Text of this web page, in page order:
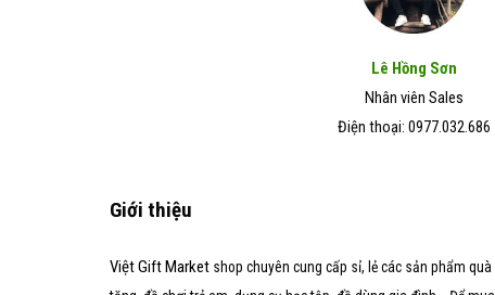
Lê Hồng Sơn
Nhân viên Sales
Điện thoại: 0977.032.686
Giới thiệu
Việt Gift Marketshop chuyên cung cấp sỉ, lẻ các sản phẩm quà